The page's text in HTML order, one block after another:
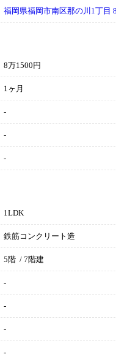
福岡県福岡市南区那の川1丁目
8万1500円
1ヶ月
-
-
-
1LDK
鉄筋コンクリート造
5階 / 7階建
-
-
-
-